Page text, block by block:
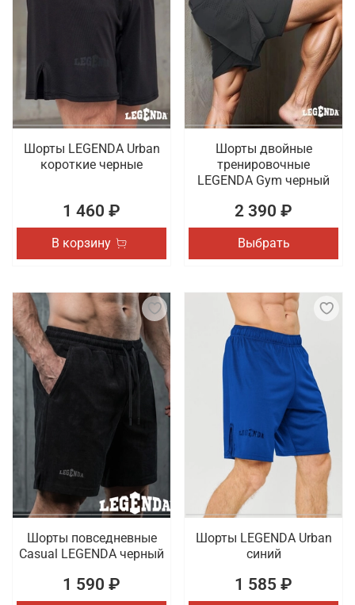
Шорты LEGENDA Urban
короткие черные
1 460 ₽
В корзину
Шорты двойные
тренировочные
LEGENDA Gym черный
2 390 ₽
Выбрать
Шорты повседневные
Casual LEGENDA черный
1 590 ₽
Шорты LEGENDA Urban
синий
1 585 ₽